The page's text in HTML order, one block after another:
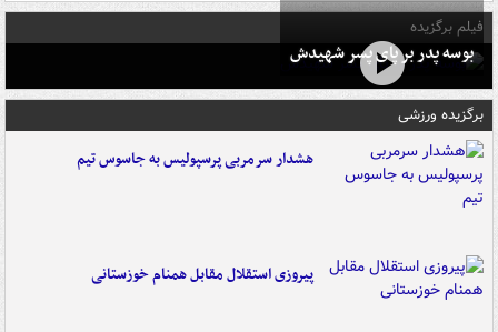
فیلم برگزیده
بوسه‌ پدر بر پای پسر شهیدش
برگزیده ورزشی
هشدار سرمربی پرسپولیس به جاسوس تیم
پیروزی استقلال مقابل همنام خوزستانی